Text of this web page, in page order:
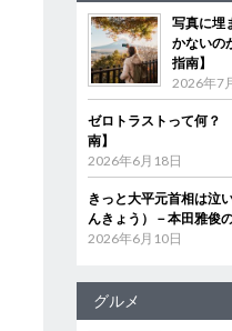
写真に埋
かないの
指南】
2026年7
ゼロトラストって何？
南】
2026年6月18日
きっと大平元首相は泣
んきょう）－本田雅俊
2026年6月10日
グルメ